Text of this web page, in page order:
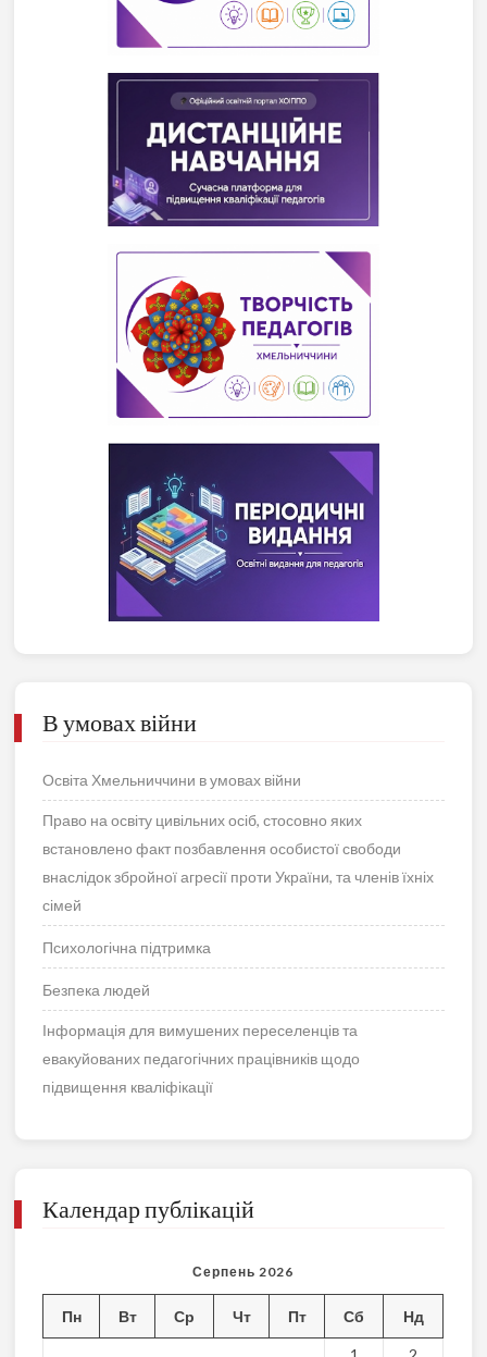
В умовах війни
Освіта Хмельниччини в умовах війни
Право на освіту цивільних осіб, стосовно яких
встановлено факт позбавлення особистої свободи
внаслідок збройної агресії проти України, та членів їхніх
сімей
Психологічна підтримка
Безпека людей
Інформація для вимушених переселенців та
евакуйованих педагогічних працівників щодо
підвищення кваліфікації
Календар публікацій
Серпень 2026
Пн Вт Ср Чт Пт Сб Нд